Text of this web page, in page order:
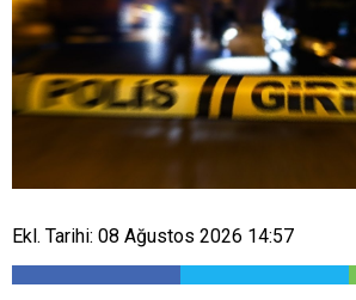
Ekl. Tarihi: 08 Ağustos 2026 14:57